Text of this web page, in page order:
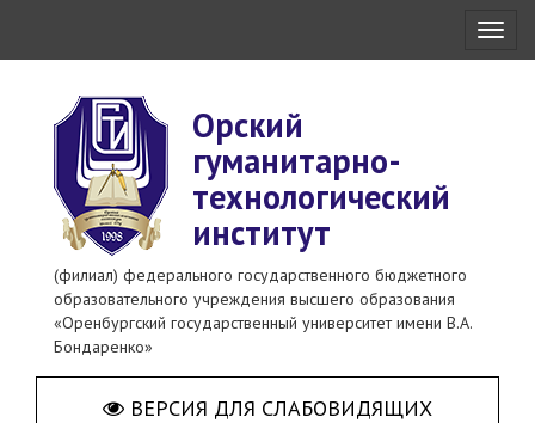
Орский
гуманитарно-
технологический
институт
(филиал) федерального государственного бюджетного
образовательного учреждения высшего образования
«Оренбургский государственный университет имени В.А.
Бондаренко»
ВЕРСИЯ ДЛЯ СЛАБОВИДЯЩИХ